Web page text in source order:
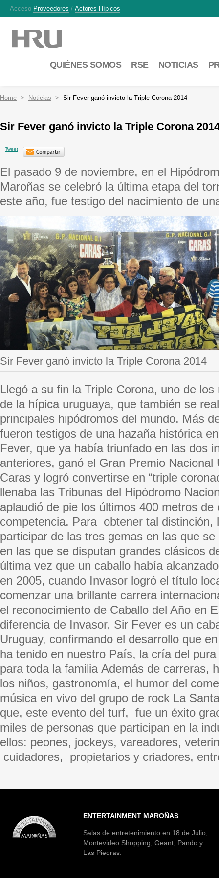
Acceso Proveedores / Actores Hípicos
QUIÉNES SOMOS RSE NOTICIAS
Home Noticias Sir Fever ganó invicto la Triple Corona 2014
Sir Fever ganó invicto la Triple Corona
Tweet
El pasado 9 de noviembre, en el
Maroñas se celebró la última etapa del
este año, fue testigo del nacimiento de
Sir Fever ganó invicto la Triple Corona 2014
Llegó a su fin la Triple Corona, uno de
de la hípica uruguaya, que también se
principales hipódromos del mundo. Más
fueron testigos de una hazaña histórica
Fever, que ya había triunfado en las dos
anteriores, ganó el Gran Premio Nacional
Caras y logró convertirse en “triple
llenaba las Tribunas del Hipódromo
aplaudió de pie los últimos 400 metros de
competencia. Para obtener tal distinción,
participar de las tres gemas en las que
en las que se disputan grandes clásicos
última vez que un caballo había
en 2005, cuando Invasor logró el título
comenzar una brillante carrera
el reconocimiento de Caballo del Año en
diferencia de Invasor, Sir Fever es un
Uruguay, confirmando el desarrollo que
ha tenido en nuestro País, la cría del
para toda la familia Además de carreras,
los niños, gastronomía, el humor del
música en vivo del grupo de rock La
que, este evento del turf, fue un éxito
miles de personas que participan en la
ellos: peones, jockeys, vareadores,
cuidadores, propietarios y criadores,
ENTERTAINMENT MAROÑAS
Salas de entretenimiento en 18 de Julio,
Montevideo Shopping, Geant, Pando y
Las Piedras.